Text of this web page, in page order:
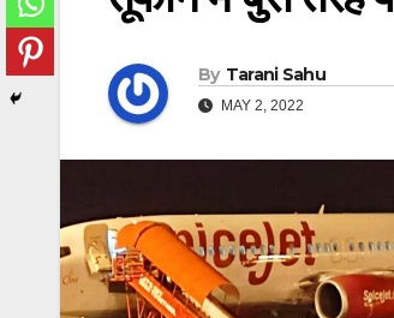
By Tarani Sahu
MAY 2, 2022